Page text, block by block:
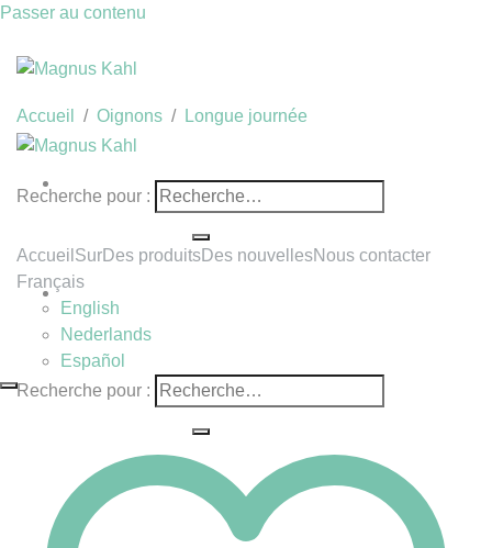
Passer au contenu
Recherche pour :
Accueil SurDes produitsDes nouvellesNous contacter
Français
English
Nederlands
Español
Recherche pour :
Accueil / Oignons / Longue journée